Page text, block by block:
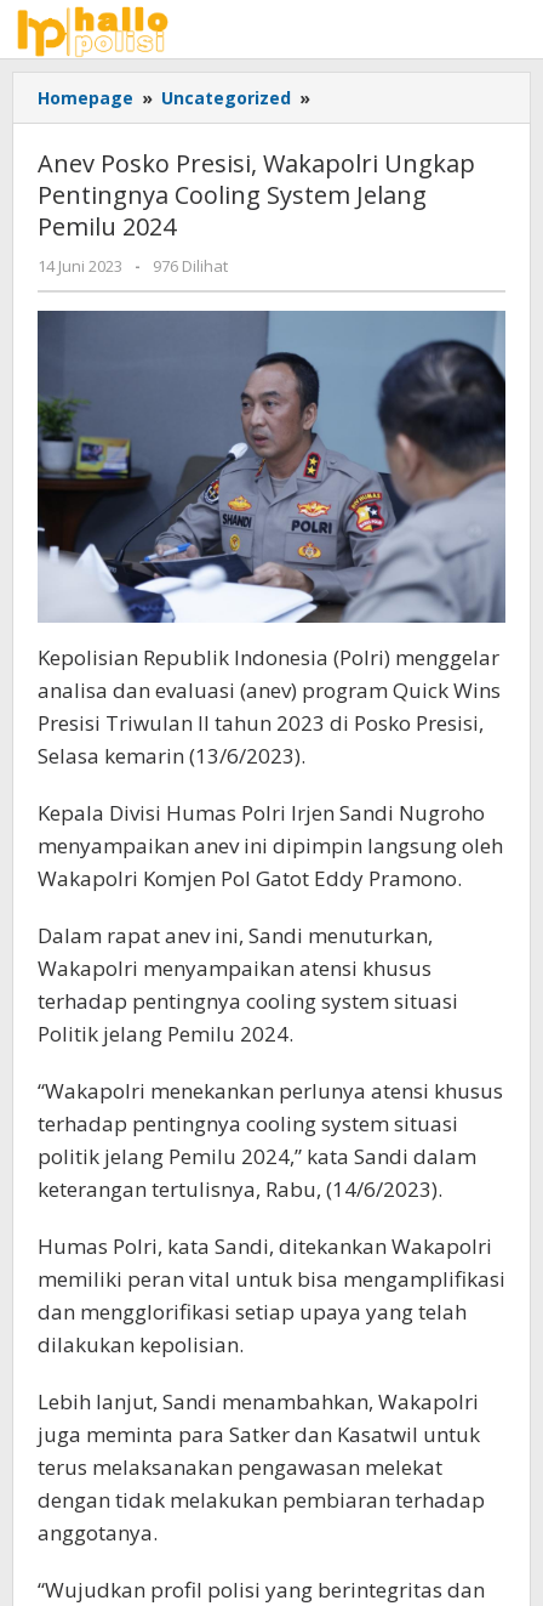
Lewati
konten
Homepage » Uncategorized »
Posko
Wakapolri
Ungkap
Jelang
Anev Posko Presisi, Wakapolri Ungkap
Pentingnya Cooling System Jelang
Pemilu 2024
14 Juni 2023
oleh
Adhis
- 976 Dilihat
Kepolisian Republik Indonesia (Polri) menggelar
analisa dan evaluasi (anev) program Quick Wins
Presisi Triwulan II tahun 2023 di Posko Presisi,
Selasa kemarin (13/6/2023).
Kepala Divisi Humas Polri Irjen Sandi Nugroho
menyampaikan anev ini dipimpin langsung oleh
Wakapolri Komjen Pol Gatot Eddy Pramono.
Dalam rapat anev ini, Sandi menuturkan,
Wakapolri menyampaikan atensi khusus
terhadap pentingnya cooling system situasi
Politik jelang Pemilu 2024.
“Wakapolri menekankan perlunya atensi khusus
terhadap pentingnya cooling system situasi
politik jelang Pemilu 2024,” kata Sandi dalam
keterangan tertulisnya, Rabu, (14/6/2023).
Humas Polri, kata Sandi, ditekankan Wakapolri
memiliki peran vital untuk bisa mengamplifikasi
dan mengglorifikasi setiap upaya yang telah
dilakukan kepolisian.
Lebih lanjut, Sandi menambahkan, Wakapolri
juga meminta para Satker dan Kasatwil untuk
terus melaksanakan pengawasan melekat
dengan tidak melakukan pembiaran terhadap
anggotanya.
“Wujudkan profil polisi yang berintegritas dan